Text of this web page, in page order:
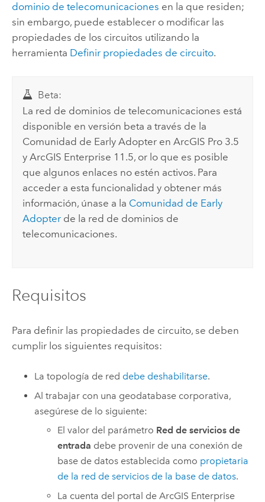
dominio de telecomunicaciones en la que residen;
sin embargo, puede establecer o modificar las
propiedades de los circuitos utilizando la
herramienta Definir propiedades de circuito.
Beta:
La red de dominios de telecomunicaciones está
disponible en versión beta a través de la
Comunidad de Early Adopter enArcGIS Pro 3.5
yArcGIS Enterprise 11.5, or lo que es posible
que algunos enlaces no estén activos. Para
acceder a esta funcionalidad y obtener más
información, únase a la Comunidad de Early
Adopter de la red de dominios de
telecomunicaciones.
Requisitos
Para definir las propiedades de circuito, se deben
cumplir los siguientes requisitos:
La topología de red debe deshabilitarse.
Al trabajar con una geodatabase corporativa,
asegúrese de lo siguiente:
El valor del parámetro Red de servicios de
entrada debe provenir de una conexión de
base de datos establecida como propietaria
de la red de servicios de la base de datos.
La cuenta del portal deArcGIS Enterprise